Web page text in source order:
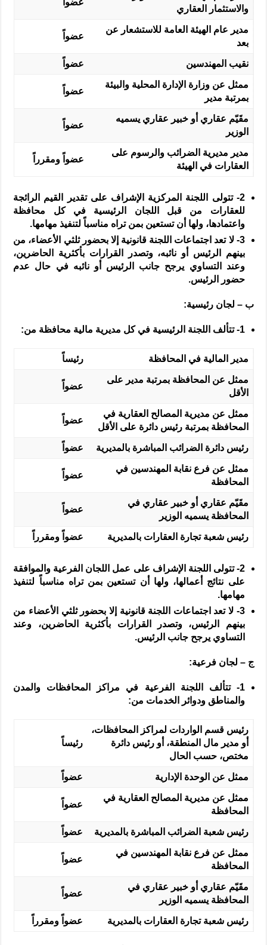
والاستثمار العقاري
مدير عام الهيئة العامة للاستشعار عن
بعد
عضواً
نقيب المهندسين عضواً
ممثل عن وزارة الإدارة المحلية والبيئة
بمرتبة مدير
عضواً
مقَيّم عقاري أو خبير عقاري يسميه
الوزير
عضواً
مدير مديرية الضرائب والرسوم على
العقارات في الهيئة
عضواً ومقرراً
2-
تتولى اللجنة المركزية الإشراف على تقدير القيم الرائجة
للعقارات من قبل اللجان الرئيسية في كل محافظة
واعتمادها، ولها أن تستعين بمن تراه مناسباً لتنفيذ مهامها.
3- لا تعد اجتماعات اللجنة قانونية إلا بحضور ثلثي الأعضاء، من
بينهم الرئيس أو نائبه، وتصدر القرارات بأكثرية الحاضرين،
وعند التساوي يرجح جانب الرئيس أو نائبه في حال عدم
حضور الرئيس.
ب – لجان رئيسية:
1- تتألف اللجنة الرئيسية في كل مديرية مالية محافظة من:
مدير المالية في المحافظة رئيساً
ممثل عن المحافظة بمرتبة مدير على
الأقل
عضواً
ممثل عن مديرية المصالح العقارية في
المحافظة بمرتبة رئيس دائرة على الأقل
عضواً
رئيس دائرة الضرائب المباشرة بالمديرية عضواً
ممثل عن فرع نقابة المهندسين في
المحافظة
عضواً
مقَيّم عقاري أو خبير عقاري في
المحافظة يسميه الوزير
عضواً
رئيس شعبة تجارة العقارات بالمديرية عضواً ومقرراً
2- تتولى اللجنة الإشراف على عمل اللجان الفرعية والموافقة
على نتائج أعمالها، ولها أن تستعين بمن تراه مناسباً لتنفيذ
مهامها.
3- لا تعد اجتماعات اللجنة قانونية إلا بحضور ثلثي الأعضاء من
بينهم الرئيس، وتصدر القرارات بأكثرية الحاضرين، وعند
التساوي يرجح جانب الرئيس.
ج – لجان فرعية:
1-
تتألف اللجنة الفرعية في مراكز المحافظات والمدن
والمناطق ودوائر الخدمات من:
رئيس قسم الواردات لمراكز المحافظات،
أو مدير مال المنطقة، أو رئيس دائرة
مختص، حسب الحال
رئيساً
ممثل عن الوحدة الإدارية عضواً
ممثل عن مديرية المصالح العقارية في
المحافظة
عضواً
رئيس شعبة الضرائب المباشرة بالمديرية عضواً
ممثل عن فرع نقابة المهندسين في
المحافظة
عضواً
مقَيّم عقاري أو خبير عقاري في
المحافظة يسميه الوزير
عضواً
رئيس شعبة تجارة العقارات بالمديرية عضواً ومقرراً